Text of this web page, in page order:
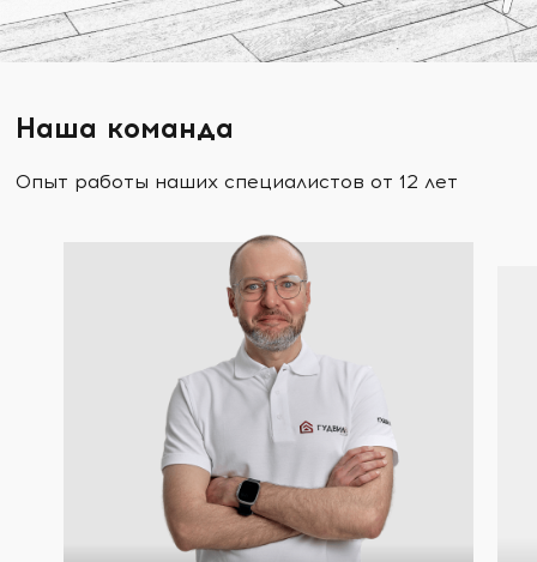
Наша команда
Опыт работы наших специалистов от 12 лет